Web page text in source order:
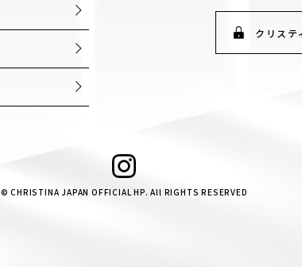
クリステ
© CHRISTINA JAPAN OFFICIAL HP. All RIGHTS RESERVED